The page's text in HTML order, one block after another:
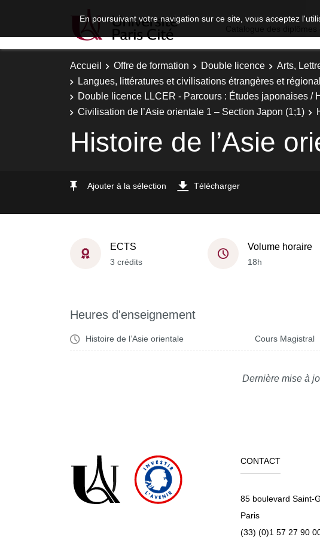
En poursuivant votre navigation sur ce site, vous acceptez
Accueil Offre de formation Double licence
Arts,
Langues, littératures et civilisations étrangères et
Double licence LLCER - Parcours : Études japonaises /
Civilisation de l’Asie orientale 1 – Section Japon (1;1)
Histoire de l’Asie
Ajouter à la sélection Télécharger
ECTS
3 crédits
Volume horaire
18h
Heures d'enseignement
Histoire de l’Asie orientale Cours Magistral
Dernière mise à
CONTACT
85 boulevard Saint-
Paris
(33) (0)1 57 27 90